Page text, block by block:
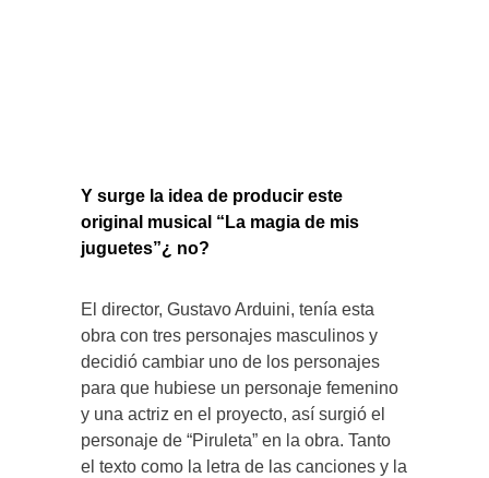
Y surge la idea de producir este
original musical “La magia de mis
juguetes”¿ no?
El director, Gustavo Arduini, tenía esta
obra con tres personajes masculinos y
decidió cambiar uno de los personajes
para que hubiese un personaje femenino
y una actriz en el proyecto, así surgió el
personaje de “Piruleta” en la obra. Tanto
el texto como la letra de las canciones y la